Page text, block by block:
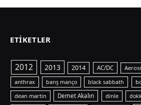
ETIKETLER
2012 2013 2014 AC/DC
anthrax barış manço black sabbath
dean martin Demet Akalın dinle